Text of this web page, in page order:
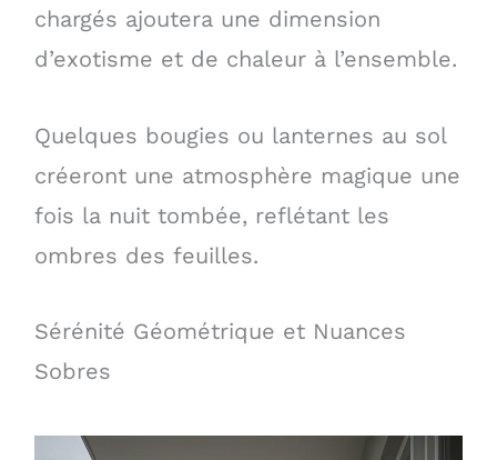
chargés ajoutera une dimension
d’exotisme et de chaleur à l’ensemble.
Quelques bougies ou lanternes au sol
créeront une atmosphère magique une
fois la nuit tombée, reflétant les
ombres des feuilles.
Sérénité Géométrique et Nuances
Sobres